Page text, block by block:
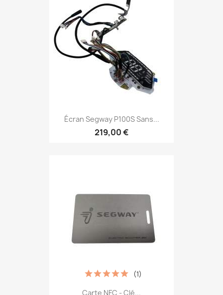
Écran Segway P100S Sans...
219,00 €
Carte NFC - Clé...
(1)